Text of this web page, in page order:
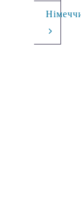
належать